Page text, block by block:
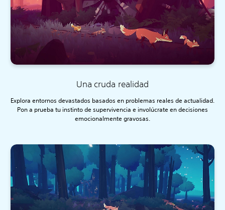
Una cruda realidad
Explora entornos devastados basados en problemas reales de actualidad.
Pon a prueba tu instinto de supervivencia e involúcrate en decisiones
emocionalmente gravosas.